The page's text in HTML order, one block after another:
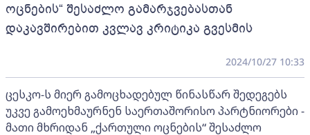
ოცნების“ შესაძლო გამარჯვებასთან
დაკავშირებით კვლავ კრიტიკა გვესმის
2024/10/27 10:33
ცესკო-ს მიერ გამოცხადებულ წინასწარ შედეგებს
უკვე გამოეხმაურნენ საერთაშორისო პარტნიორები -
მათი მხრიდან „ქართული ოცნების“ შესაძლო